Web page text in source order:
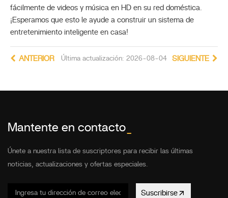
fácilmente de videos y música en HD en su red doméstica.
¡Esperamos que esto le ayude a construir un sistema de
entretenimiento inteligente en casa!
Última actualización: 2026-08-04
ANTERIOR SIGUIENTE
Mantente en contacto
Únete a nuestra lista de suscriptores para recibir las últimas
noticias, actualizaciones y ofertas especiales.
Suscribirse